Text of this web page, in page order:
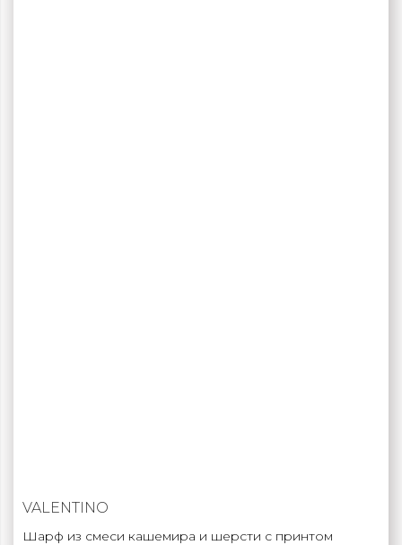
VALENTINO
Шарф из смеси кашемира и шерсти с принтом